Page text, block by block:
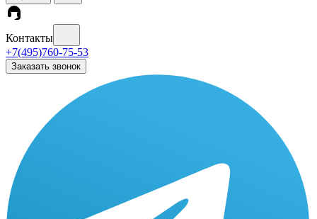
Контакты
+7(495)760-75-53
Заказать звонок